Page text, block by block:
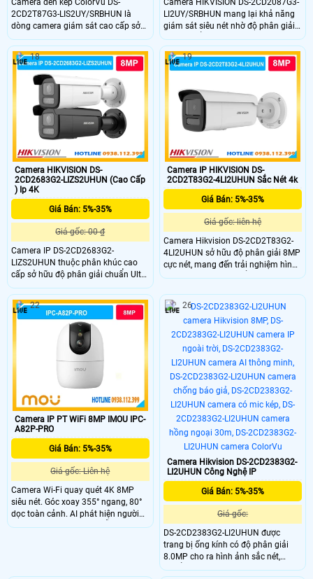
Camera đèn kép ColorVu DS-
2CD2T87G3-LIS2UY/SRBHUN là
dòng camera giám sát cao cấp sở
hữu độ phân giải 8MP siêu nét cùng
cảm biến 1/1.8 inch cho khả năng
thu nhận hình ảnh vượt trội. DS-
2CD2T87G3-LIS2UY/SRBHUN trang
bị công nghệ ColorVu kết hợp HikAI-
ISP giúp ghi hình màu sắc chân
thực 24/7
Camera HIKVISION DS-2CD2087G3-
LI2UY/SRBHUN mang lại khả năng
giám sát siêu nét nhờ độ phân giải
8MP chuẩn 4K sắc nét. Trang bị
cảm biến 1/1.8 inch và khẩu độ
F1.0, máy thu sáng vô cùng xuất
sắc, hiển thị video có màu sắc chân
LI2UY/SRBHUN này là giải pháp an
ninh đáng tin cậy, bảo vệ công trình
toàn diện mỗi ngày.
Camera HIKVISION DS-
2CD2683G2-LIZS2UHUN (Cao Cấp
) Ip 4K
Giá Bán: 5%-35%
Giá gốc: 00 ₫
Camera IP DS-2CD2683G2-
LIZS2UHUN thuộc phân khúc cao
cấp sở hữu độ phân giải chuẩn Ultra
HD 8.0 Megapixel siêu nét. Camera
tích hợp ống kính thay đổi tiêu cự từ
2.8 đến 12mm hỗ trợ điều khiển
zoom trực tiếp qua phần mềm điện
thoại rất tiện lợi. Công nghệ giám
sát đêm tầm nhìn xa lên đến 60m.
18
Camera IP HIKVISION DS-
2CD2T83G2-4LI2UHUN Sắc Nét 4k
Giá Bán: 5%-35%
Giá gốc: liên hệ
Camera Hikvision DS-2CD2T83G2-
4LI2UHUN sở hữu độ phân giải 8MP
cực nét, mang đến trải nghiệm hình
ảnh 4K chân thực. Điểm nhấn lớn
minh hồng ngoại và ánh sáng trắng
lên tới 80m. Camera IP Hikvision
giúp bạn quan sát rõ ràng mọi
chuyển động trong đêm đen đảm
bảo an ninh tuyệt đối.
19
Camera IP PT WiFi 8MP IMOU IPC-
A82P-PRO
Giá Bán: 5%-35%
Giá gốc: Liên hệ
Camera Wi-Fi quay quét 4K 8MP
siêu nét. Góc xoay 355° ngang, 80°
dọc toàn cảnh. AI phát hiện người
và thú cưng chính xác. Hỗ trợ nhìn
22
Camera Hikvision DS-2CD2383G2-
LI2UHUN Công Nghệ IP
Giá Bán: 5%-35%
Giá gốc:
DS-2CD2383G2-LI2UHUN được
trang bị ống kính có độ phân giải
8.0MP cho ra hình ảnh sắc nét,
chuẩn nén H.265+ giúp tiết kiệm
26